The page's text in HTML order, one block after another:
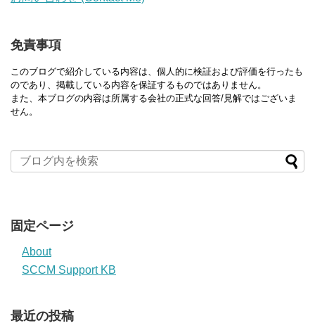
免責事項
このブログで紹介している内容は、個人的に検証および評価を行ったも
のであり、掲載している内容を保証するものではありません。
また、本ブログの内容は所属する会社の正式な回答/見解ではございま
せん。
固定ページ
About
SCCM Support KB
最近の投稿